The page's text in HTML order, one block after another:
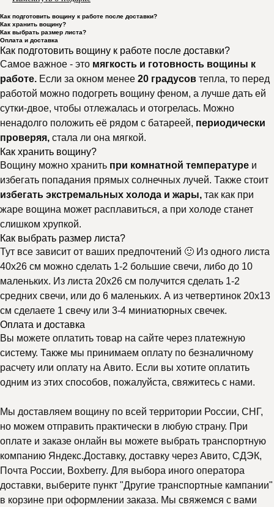
Как подготовить вощину к работе после доставки?
Как хранить вощину?
Как выбрать размер листа?
Оплата и доставка
Как подготовить вощину к работе после доставки?
Самое важное - это мягкость и готовность вощины к
работе. Если за окном менее 20 градусов тепла, то перед
работой можно подогреть вощину феном, а лучше дать ей
сутки-двое, чтобы отлежалась и отогрелась. Можно
ненадолго положить её рядом с батареей, периодически
проверяя, стала ли она мягкой.
Как хранить вощину?
Вощину можно хранить при комнатной температуре и
избегать попадания прямых солнечных лучей. Также стоит
избегать экстремальных холода и жары, так как при
жаре вощина может расплавиться, а при холоде станет
слишком хрупкой.
Как выбрать размер листа?
Тут все зависит от ваших предпочтений 🙂 Из одного листа
40х26 см можно сделать 1-2 большие свечи, либо до 10
маленьких. Из листа 20х26 см получится сделать 1-2
средних свечи, или до 6 маленьких. А из четвертинок 20х13
см сделаете 1 свечу или 3-4 миниатюрных свечек.
Оплата и доставка
Вы можете оплатить товар на сайте через платежную
систему. Также мы принимаем оплату по безналичному
расчету или оплату на Авито. Если вы хотите оплатить
одним из этих способов, пожалуйста, свяжитесь с нами.
Мы доставляем вощину по всей территории России, СНГ,
но можем отправить практически в любую страну. При
оплате и заказе онлайн вы можете выбрать транспортную
компанию Яндекс.Доставку, доставку через Авито, СДЭК,
Почта России, Boxberry. Для выбора иного оператора
доставки, выберите пункт "Другие транспортные кампании"
в корзине при оформлении заказа. Мы свяжемся с вами